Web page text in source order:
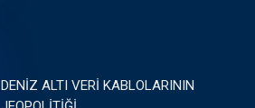
DENİZ ALTI VERİ KABLOLARININ